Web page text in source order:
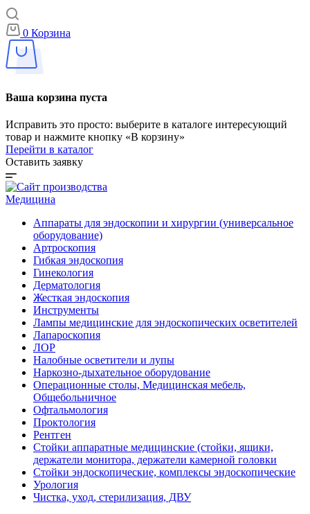
0 Корзина
Ваша корзина пуста
Исправить это просто: выберите в каталоге интересующий
товар и нажмите кнопку «В корзину»
Перейти в каталог
Оставить заявку
Медицина
Аппараты для эндоскопии и хирургии (универсальное
оборудование)
Артроскопия
Гибкая эндоскопия
Гинекология
Дерматология
Жесткая эндоскопия
Инструменты
Лампы медицинские для эндоскопических осветителей
Лапароскопия
ЛОР
Налобные осветители и лупы
Наркозно-дыхательное оборудование
Операционные столы, Медицинская мебель,
Общебольничное
Офтальмология
Проктология
Рентген
Стойки аппаратные медицинские (стойки, ящики,
держатели монитора, держатели камерной головки
Стойки эндоскопические, комплексы эндоскопические
Урология
Чистка, уход, стерилизация, ДВУ